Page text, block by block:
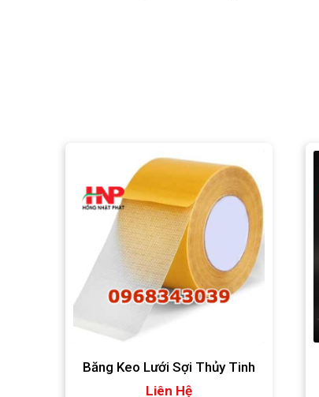
Băng Keo Lưới Sợi Thủy Tinh
Liên Hệ